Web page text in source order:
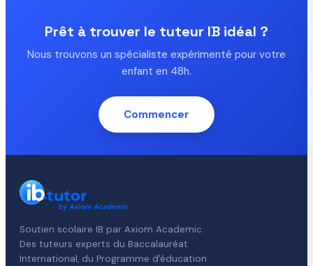
Prêt à trouver le tuteur IB idéal ?
Nous trouvons un spécialiste expérimenté pour votre
enfant en 48h.
Commencer
Soutien scolaire IB par Axiom Academic.
Des tuteurs experts du Baccalauréat
International, du Programme d'éducation